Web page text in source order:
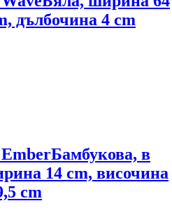
дълбочина 4 cm
Бамбукова, в
14 cm, височина
cm